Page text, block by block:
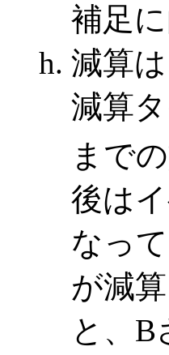
補足
減算
減算
まで
後は
なっ
が減
と、